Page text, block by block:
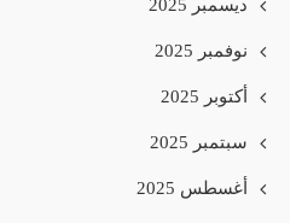
ديسمبر 2025
نوفمبر 2025
أكتوبر 2025
سبتمبر 2025
أغسطس 2025